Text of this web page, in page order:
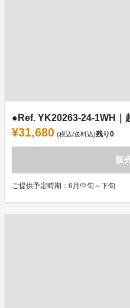
●Ref. YK20263-24-1WH｜
¥31,680 (税込/送料込)残り0
販
ご提供予定時期：6月中旬～下旬